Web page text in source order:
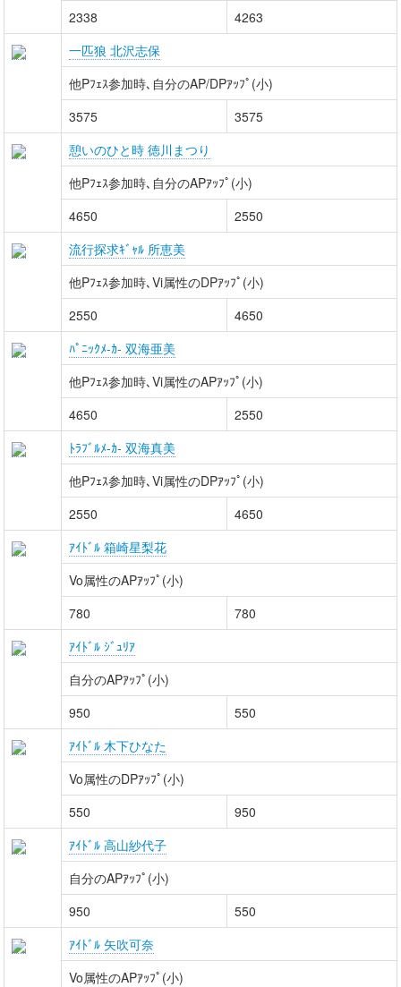
2338
4263
一匹狼 北沢志保
他Pﾌｪｽ参加時､自分のAP/DPｱｯﾌﾟ(小)
3575
3575
憩いのひと時 徳川まつり
他Pﾌｪｽ参加時､自分のAPｱｯﾌﾟ(小)
4650
2550
流行探求ｷﾞｬﾙ 所恵美
他Pﾌｪｽ参加時､Vi属性のDPｱｯﾌﾟ(小)
2550
4650
ﾊﾟﾆｯｸﾒ-ｶ- 双海亜美
他Pﾌｪｽ参加時､Vi属性のAPｱｯﾌﾟ(小)
4650
2550
ﾄﾗﾌﾞﾙﾒ-ｶ- 双海真美
他Pﾌｪｽ参加時､Vi属性のDPｱｯﾌﾟ(小)
2550
4650
ｱｲﾄﾞﾙ 箱崎星梨花
Vo属性のAPｱｯﾌﾟ(小)
780
780
ｱｲﾄﾞﾙ ｼﾞｭﾘｱ
自分のAPｱｯﾌﾟ(小)
950
550
ｱｲﾄﾞﾙ 木下ひなた
Vo属性のDPｱｯﾌﾟ(小)
550
950
ｱｲﾄﾞﾙ 高山紗代子
自分のAPｱｯﾌﾟ(小)
950
550
ｱｲﾄﾞﾙ 矢吹可奈
Vo属性のAPｱｯﾌﾟ(小)